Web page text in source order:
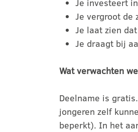
Je investeert
Je vergroot de
Je laat zien
Je draagt bij
Wat verwachten
Deelname is
jongeren zelf
beperkt). In het